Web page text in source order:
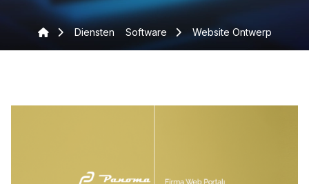
Diensten Software Website Ontwerp